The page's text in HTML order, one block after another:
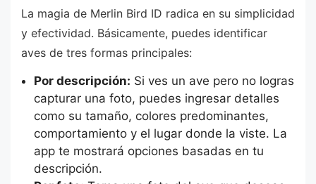
La magia de Merlin Bird ID radica en su simplicidad
y efectividad. Básicamente, puedes identificar
aves de tres formas principales:
Por descripción: Si ves un ave pero no logras
capturar una foto, puedes ingresar detalles
como su tamaño, colores predominantes,
comportamiento y el lugar donde la viste. La
app te mostrará opciones basadas en tu
descripción.